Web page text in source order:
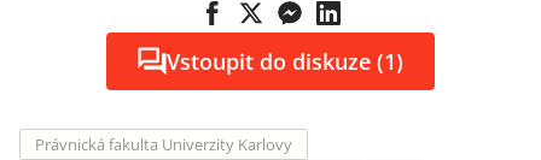
Vstoupit do diskuze (1)
Právnická fakulta Univerzity Karlovy